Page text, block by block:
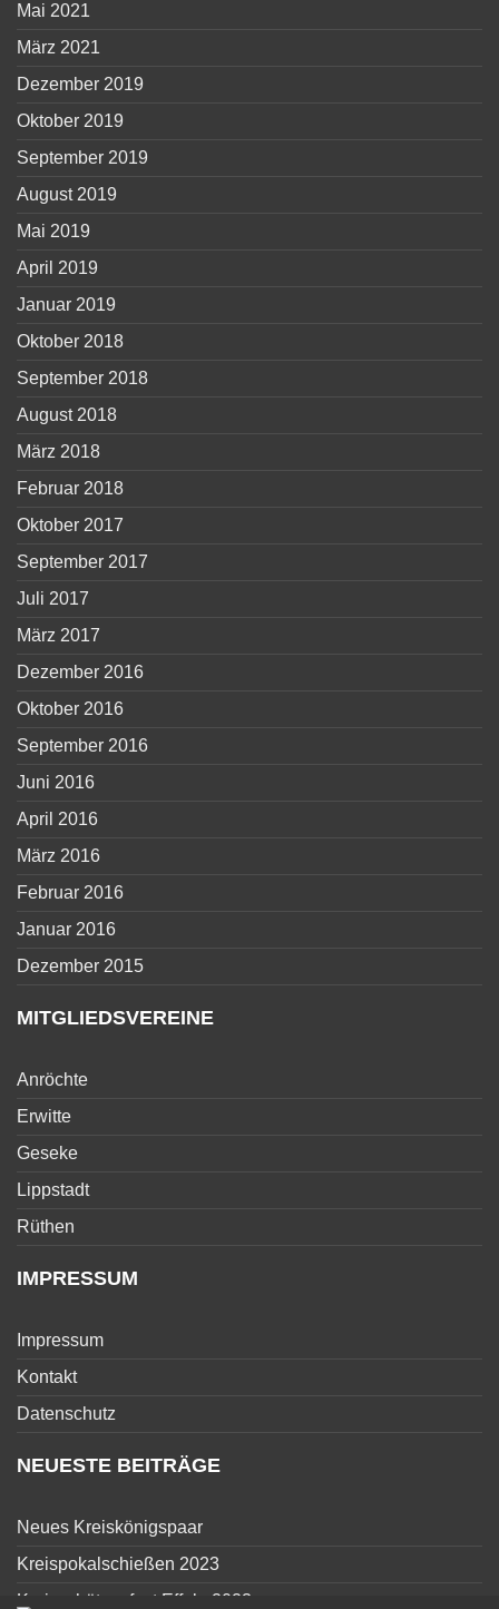
Mai 2021
März 2021
Dezember 2019
Oktober 2019
September 2019
August 2019
Mai 2019
April 2019
Januar 2019
Oktober 2018
September 2018
August 2018
März 2018
Februar 2018
Oktober 2017
September 2017
Juli 2017
März 2017
Dezember 2016
Oktober 2016
September 2016
Juni 2016
April 2016
März 2016
Februar 2016
Januar 2016
Dezember 2015
MITGLIEDSVEREINE
Anröchte
Erwitte
Geseke
Lippstadt
Rüthen
IMPRESSUM
Impressum
Kontakt
Datenschutz
NEUESTE BEITRÄGE
Neues Kreiskönigspaar
Kreispokalschießen 2023
Kreisschützenfest Effeln 2023